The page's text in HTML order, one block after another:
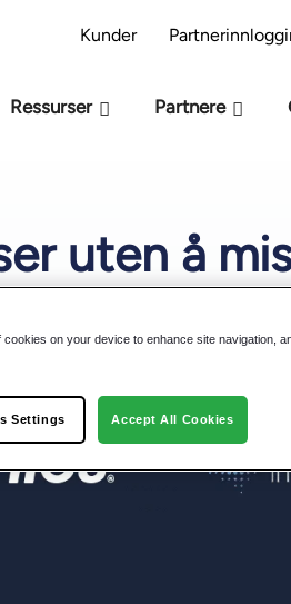
Kunder
Ressurser Partnere
uten å
– Er du klar for AI?
cookies on your device to enhance site navigation,
Settings Accept All Cookies